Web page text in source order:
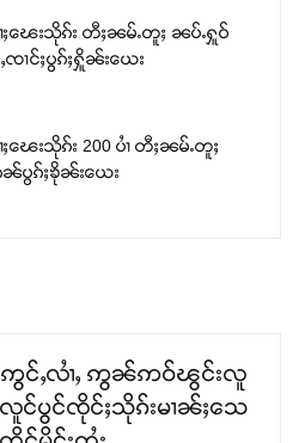
ႈၽေးသိုၵ်း တီႈၼမ်ႉတူႈ ၼပ်ႉႁူဝ်
ႇၸၢင်ႈပွၵ်ႈႁိူၼ်းယေး
ႈၽေးသိုၵ်း 200 ပၢႆ တီႈၼမ်ႉတူႈ
ပွၵ်ႈၶိုၼ်းယေး
င်ႇလၢႆႇ ဢွၼ်ဢဝ်ၽွင်းလူ
င်ပွင်ၸိုင်ႈသိုၵ်းမၢၼ်ႈသေ